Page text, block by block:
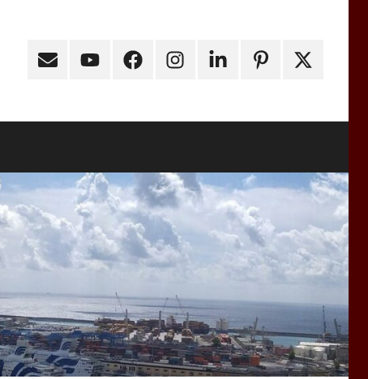
Email YoutubeFacebookInstagramLinkedinPinterest
X